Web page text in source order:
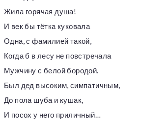
Жила горячая душа!
И век бы тётка куковала
Одна, с фамилией такой,
Когда б в лесу не повстречала
Мужчину с белой бородой.
Был дед высоким, симпатичным,
До пола шуба и кушак,
И посох у него приличный…